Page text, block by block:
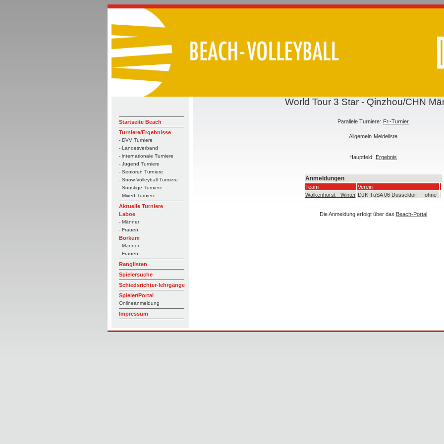
Startseite Beach
Turniere/Ergebnisse
- DVV Turniere
- Landesverband
- internationale Turniere
- Jugend Turniere
- Senioren Turniere
- Snow-Volleyball Turniere
- Sonstige Turniere
- Mixed Turniere
Aktuelle Turniere
Laboe
- Männer
- Frauen
Borkum
- Männer
- Frauen
Ranglisten
Spielersuche
Schiedsrichter-lehrgänge
Spieler/Portal
Onlineanmeldung
Impressum
World Tour 3 Star - Qinzhou/CHN
Parallele Turniere: Fr.-Turnier
Allgemein Meldeliste
Hauptfeld: Ergebnis
Anmeldungen
Team
Verein
Walkenhorst - Winter DJK TuSA 06 Düsseldorf - -ohne-
Die Anmeldung erfolgt über das Beach-Portal